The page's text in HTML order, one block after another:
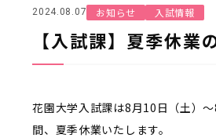
2024.08.07 お知らせ 入試情報
【入試課】夏季休業
花園大学入試課は8月10日（土）
間、夏季休業いたします。